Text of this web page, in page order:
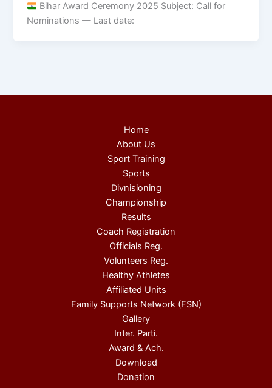
Bihar Award Ceremony 2025 Subject: Call for
Nominations — Last date:
Home
About Us
Sport Training
Sports
Divnisioning
Championship
Results
Coach Registration
Officials Reg.
Volunteers Reg.
Healthy Athletes
Affiliated Units
Family Supports Network (FSN)
Gallery
Inter. Parti.
Award & Ach.
Download
Donation